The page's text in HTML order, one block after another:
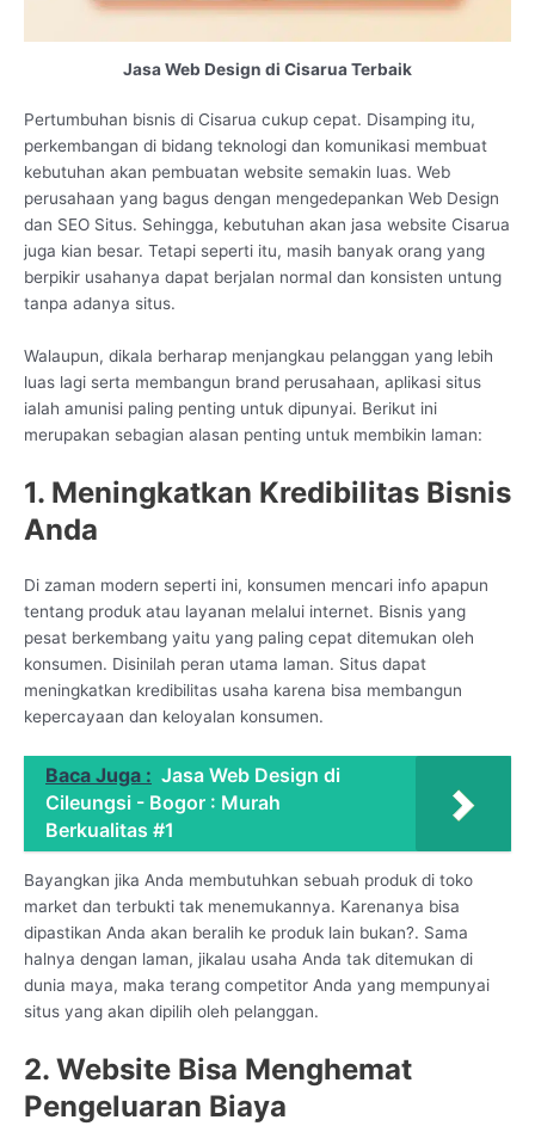
Jasa Web Design di Cisarua Terbaik
Pertumbuhan bisnis di Cisarua cukup cepat. Disamping itu,
perkembangan di bidang teknologi dan komunikasi membuat
kebutuhan akan pembuatan website semakin luas. Web
perusahaan yang bagus dengan mengedepankan Web Design
dan SEO Situs. Sehingga, kebutuhan akan jasa website Cisarua
juga kian besar. Tetapi seperti itu, masih banyak orang yang
berpikir usahanya dapat berjalan normal dan konsisten untung
tanpa adanya situs.
Walaupun, dikala berharap menjangkau pelanggan yang lebih
luas lagi serta membangun brand perusahaan, aplikasi situs
ialah amunisi paling penting untuk dipunyai. Berikut ini
merupakan sebagian alasan penting untuk membikin laman:
1. Meningkatkan Kredibilitas Bisnis
Anda
Di zaman modern seperti ini, konsumen mencari info apapun
tentang produk atau layanan melalui internet. Bisnis yang
pesat berkembang yaitu yang paling cepat ditemukan oleh
konsumen. Disinilah peran utama laman. Situs dapat
meningkatkan kredibilitas usaha karena bisa membangun
kepercayaan dan keloyalan konsumen.
Baca Juga : Jasa Web Design di
Cileungsi - Bogor : Murah
Berkualitas #1
Bayangkan jika Anda membutuhkan sebuah produk di toko
market dan terbukti tak menemukannya. Karenanya bisa
dipastikan Anda akan beralih ke produk lain bukan?. Sama
halnya dengan laman, jikalau usaha Anda tak ditemukan di
dunia maya, maka terang competitor Anda yang mempunyai
situs yang akan dipilih oleh pelanggan.
2. Website Bisa Menghemat
Pengeluaran Biaya